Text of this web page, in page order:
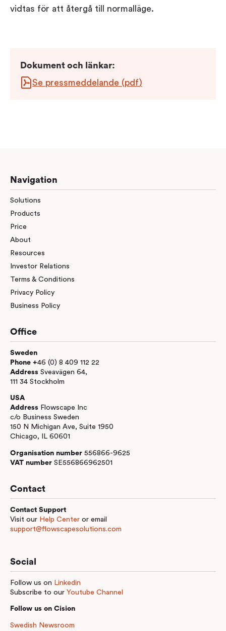
vidtas för att återgå till normalläge.
Dokument och länkar:
Se pressmeddelande (pdf)
Navigation
Solutions
Products
Price
About
Resources
Investor Relations
Terms & Conditions
Privacy Policy
Business Policy
Office
Sweden
Phone +46 (0) 8 409 112 22
Address Sveavägen 64,
111 34 Stockholm
USA
Address Flowscape Inc
c/o Business Sweden
150 N Michigan Ave, Suite 1950
Chicago, IL 60601
Organisation number 556866-9625
VAT number SE556866962501
Contact
Contact Support
Visit our Help Center or email
support@flowscapesolutions.com
Social
Follow us on Linkedin
Subscribe to our Youtube Channel
Follow us on Cision
Swedish Newsroom